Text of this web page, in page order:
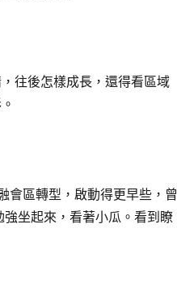
往後怎樣成長，還得看區域
會區轉型，啟動得更早些，曾
坐起來，看著小瓜。看到瞭